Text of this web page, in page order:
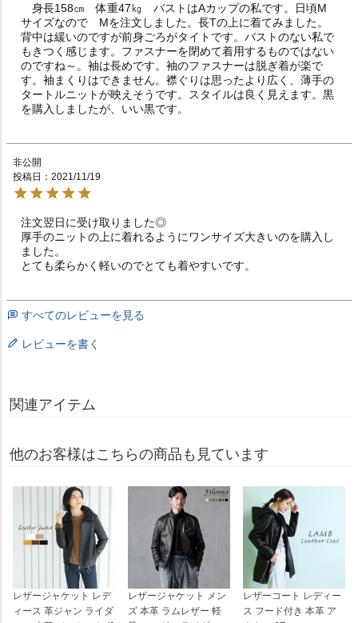
身長158㎝　体重47㎏　バストはAカップの私です。日頃M
サイズなので　Mを注文しました。長Tの上に着てみました。
背中は緩いのですが前身ごろがタイトです。バストのない私で
もきつく感じます。ファスナーを閉めて着用するものではない
のですね～。袖は長めです。袖のファスナーは脱ぎ着が楽で
す。袖まくりはできません。襟ぐりは思ったより広く、薄手の
タートルニットが映えそうです。スタイルは良く見えます。黒
を購入しましたが、いい黒です。
非公開
投稿日
2021/11/19
注文翌日に受け取りました◎
厚手のニットの上に着れるようにワンサイズ大きいのを購入し
ました。
すべてのレビューを見る
レビューを書く
関連アイテム
他のお客様はこちらの商品も見ています
レザージャケット レデ
ィース 革ジャン ライダ
レザージャケット メン
ズ 本革 ラムレザー 軽
レザーコート レディー
ス フード付き 本革 ア